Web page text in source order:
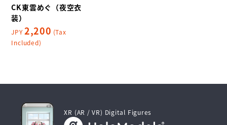
CK東雲めぐ（夜空衣
装）
JPY2,200 (Tax
Included)
XR (AR / VR) Digital Figures